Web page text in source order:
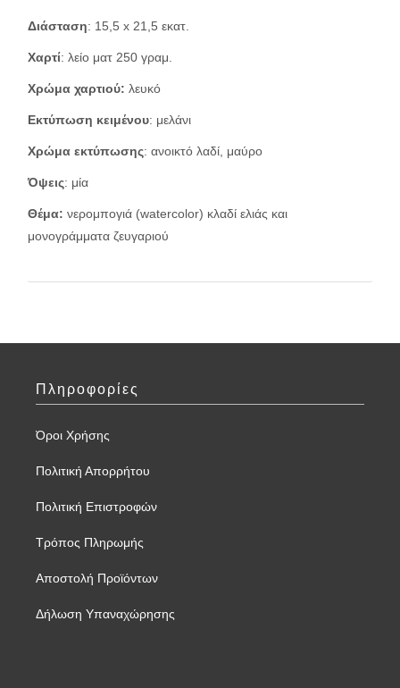
Διάσταση: 15,5 x 21,5 εκατ.
Χαρτί: λείο ματ 250 γραμ.
Χρώμα χαρτιού: λευκό
Εκτύπωση κειμένου: μελάνι
Χρώμα εκτύπωσης: ανοικτό λαδί, μαύρο
Όψεις: μία
Θέμα: νερομπογιά (watercolor) κλαδί ελιάς και
μονογράμματα ζευγαριού
Πληροφορίες
Όροι Χρήσης
Πολιτική Απορρήτου
Πολιτική Επιστροφών
Τρόπος Πληρωμής
Αποστολή Προϊόντων
Δήλωση Υπαναχώρησης